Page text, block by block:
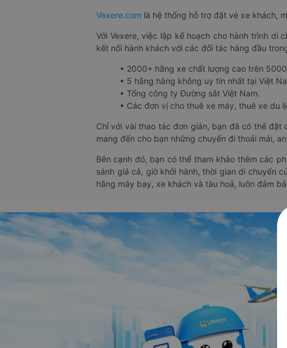
Vexere.com là hệ thống hỗ trợ đặt vé xe khách,
Với Vexere, việc lập kế hoạch cho hành trình di
kết nối hành khách với các đối tác hàng đầu
• 2000+ hãng xe chất lượng cao trên
• 5 hãng hàng không uy tín nhất tại Việt
• Tổng công ty Đường sắt Việt Nam.
• Các đơn vị cho thuê xe máy, thuê xe du
Chỉ với vài thao tác đơn giản, bạn đã có thể đặt
mang đến cho bạn những chuyến đi thoải mái,
Bên cạnh đó, bạn có thể tham khảo thêm các
sánh giá cả, giờ khởi hành, thời gian di chuyển
hãng máy bay, xe khách và tàu hoả, luôn đảm